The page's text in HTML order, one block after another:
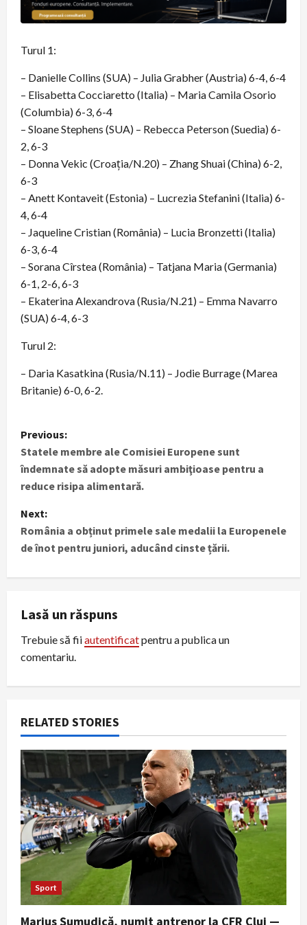
Turul 1:
– Danielle Collins (SUA) – Julia Grabher (Austria) 6-4, 6-4
– Elisabetta Cocciaretto (Italia) – Maria Camila Osorio
(Columbia) 6-3, 6-4
– Sloane Stephens (SUA) – Rebecca Peterson (Suedia) 6-
2, 6-3
– Donna Vekic (Croația/N.20) – Zhang Shuai (China) 6-2,
6-3
– Anett Kontaveit (Estonia) – Lucrezia Stefanini (Italia) 6-
4, 6-4
– Jaqueline Cristian (România) – Lucia Bronzetti (Italia)
6-3, 6-4
– Sorana Cîrstea (România) – Tatjana Maria (Germania)
6-1, 2-6, 6-3
– Ekaterina Alexandrova (Rusia/N.21) – Emma Navarro
(SUA) 6-4, 6-3
Turul 2:
– Daria Kasatkina (Rusia/N.11) – Jodie Burrage (Marea
Britanie) 6-0, 6-2.
P
o
s
t
n
a
i
g
a
t
i
o
n
Previous:
Statele membre ale Comisiei Europene sunt
îndemnate să adopte măsuri ambiţioase pentru a
reduce risipa alimentară.
Next:
România a obținut primele sale medalii la Europenele
de înot pentru juniori, aducând cinste țării.
Lasă un răspuns
Trebuie să fiiautentificatpentru a publica un
comentariu.
RELATED STORIES
Sport
Marius Șumudică, numit antrenor la CFR Cluj —